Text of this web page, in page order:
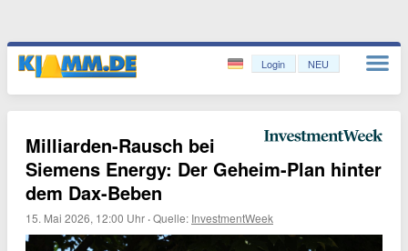
Login NEU
Milliarden-Rausch bei
Siemens Energy: Der Geheim-Plan hinter
dem Dax-Beben
15. Mai 2026, 12:00 Uhr ·Quelle: InvestmentWeek